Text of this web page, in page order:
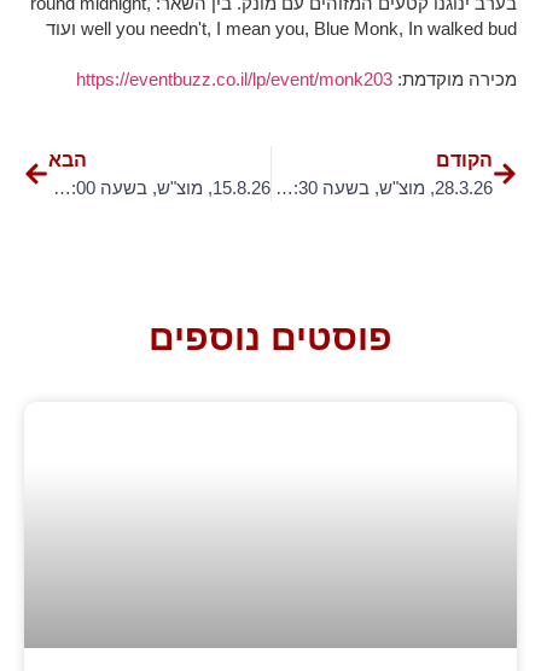
well you needn't, I mean you, Blue Monk, In walked bud ועוד
מכירה מוקדמת: https://eventbuzz.co.il/lp/event/monk203
הקודם
28.3.26, מוצ"ש, בשעה 20:30 – "הנהר זורם" – אנסמבל גלעד אפרת
הבא
15.8.26, מוצ"ש, בשעה 22:00 – מיכל נחום – הופעה חיה!
פוסטים נוספים